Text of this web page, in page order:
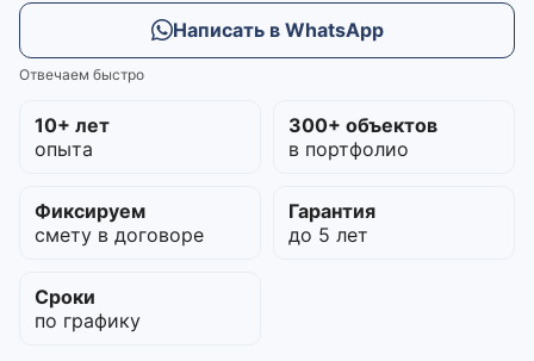
Написать в WhatsApp
Отвечаем быстро
10+ лет
опыта
300+ объектов
в портфолио
Фиксируем
смету в договоре
Гарантия
до 5 лет
Сроки
по графику